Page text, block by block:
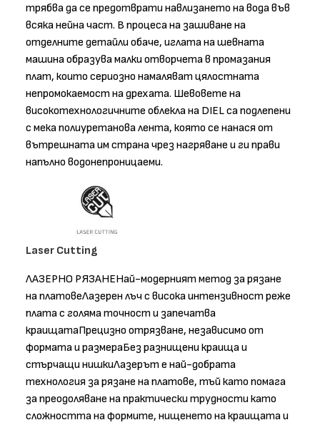
трябва да се предотврати навлизането на вода във
всяка нейна част. В процеса на зашиване на
отделните детайли обаче, иглата на шевната
машина образува малки отворчета в промазания
плат, които сериозно намаляват цялостната
непромокаемост на дрехата. Шевовете на
високотехнологичните облекла на DIEL са подлепени
с мека полиуретанова лента, която се нанася от
вътрешната им страна чрез нагряване и ги прави
напълно водонепроницаеми.
Laser Cutting
ЛАЗЕРНО РЯЗАНЕНай-модерният метод за рязане
на платовеЛазерен лъч с висока интензивност реже
плата с голяма точност и запечатва
краищатаПрецизно отрязване, независимо от
формата и размераБез разнищени краища и
стърчащи нишкиЛазерът е най-добрата
технология за рязане на платове, тъй като помага
за преодоляване на практически трудности като
сложността на формите, нищенето на краищата и